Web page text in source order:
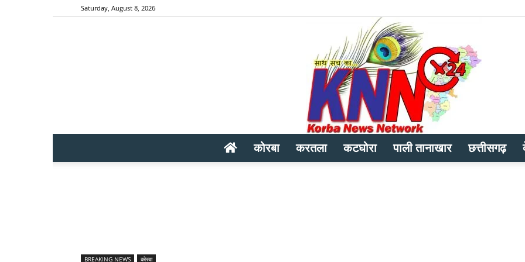
Saturday, August 8, 2026
कोरबा करतला कटघोरा पाली तानाखार छत्तीसगढ़
BREAKING NEWS कोरबा